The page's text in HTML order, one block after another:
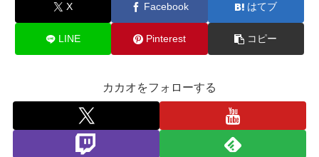
X Facebook はてブ
LINE Pinterest コピー
カカオをフォローする